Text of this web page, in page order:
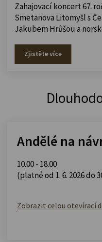
Zahajovací koncert 67.
Smetanova Litomyšl s
Jakubem Hrůšou a
Zjistěte více
Andělé na
10.00 - 18.00
(platné od 1. 6. 2026 do
Zobrazit celou otevírací